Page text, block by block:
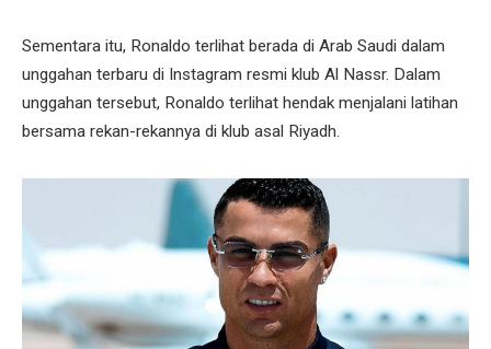
Sementara itu, Ronaldo terlihat berada di Arab Saudi dalam
unggahan terbaru di Instagram resmi klub Al Nassr. Dalam
unggahan tersebut, Ronaldo terlihat hendak menjalani latihan
bersama rekan-rekannya di klub asal Riyadh.